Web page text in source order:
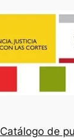
Catálogo de